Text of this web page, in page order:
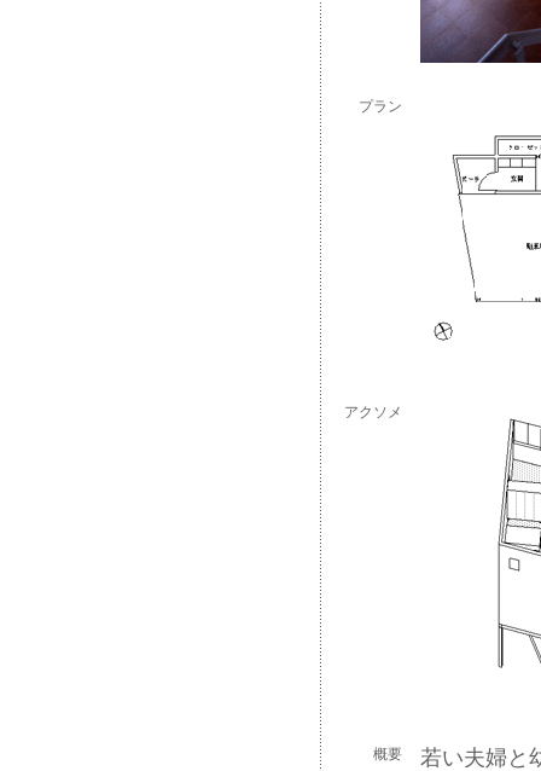
プラン
アクソメ
概要
若い夫婦と